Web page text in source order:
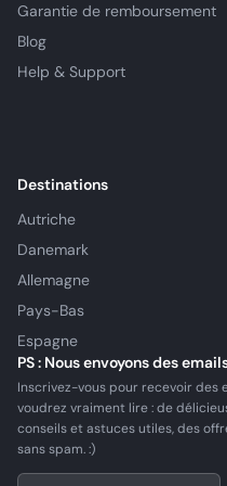
Garantie de remboursement
Blog
Help & Support
Destinations
Autriche
Danemark
Allemagne
Pays-Bas
Espagne
PS : Nous envoyons des
Inscrivez-vous pour recevoir des
voudrez vraiment lire : de
conseils et astuces utiles, des
sans spam. :)